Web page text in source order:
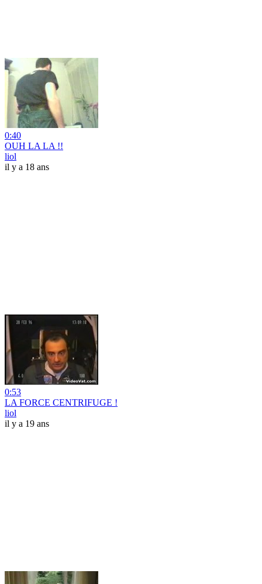
0:40
OUH LA LA !!
liol
il y a 18 ans
0:53
LA FORCE CENTRIFUGE !
liol
il y a 19 ans